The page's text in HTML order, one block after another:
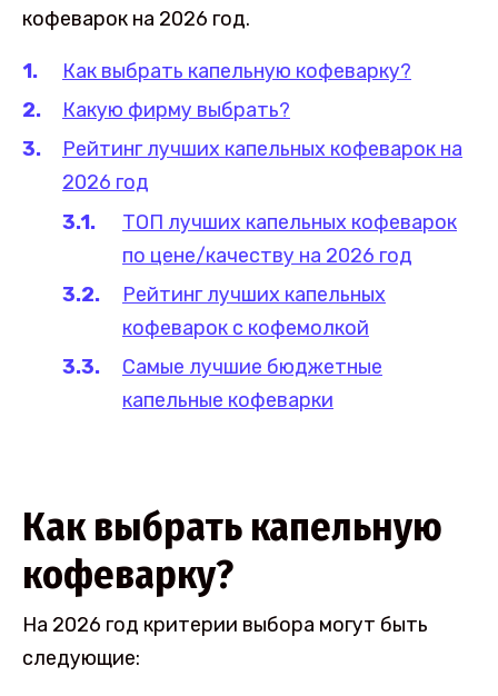
кофеварок на 2026 год.
Как выбрать капельную кофеварку?
Какую фирму выбрать?
Рейтинг лучших капельных кофеварок на
2026 год
ТОП лучших капельных кофеварок
по цене/качеству на 2026 год
Рейтинг лучших капельных
кофеварок с кофемолкой
Самые лучшие бюджетные
капельные кофеварки
Как выбрать капельную
кофеварку?
На 2026 год критерии выбора могут быть
следующие: